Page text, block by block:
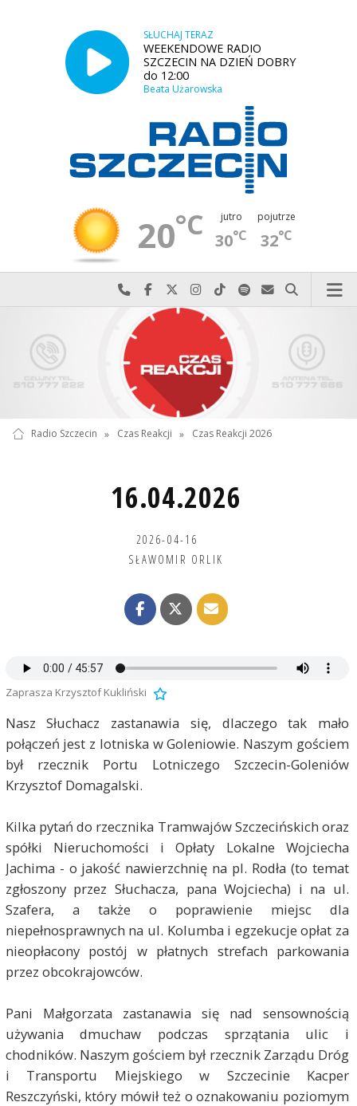
SŁUCHAJ TERAZ
WEEKENDOWE RADIO
SZCZECIN NA DZIEŃ DOBRY
do 12:00
Beata Użarowska
20°C jutro
30°C
pojutrze
32°C
Najlepiej po prostu do nas zadzwoń
Odwiedź nas na Facebook-u
Odwiedź nas na X
Odwiedź nas na Instagram-ie
Odwiedź nas na TikTok-u
Szukaj nas na Spotify
Wyślij do nas
Szukaj
Radio Szczecin » Czas Reakcji » Czas Reakcji 2026
16.04.2026
2026-04-16
SŁAWOMIR ORLIK
Zaprasza Krzysztof Kukliński
Nasz Słuchacz zastanawia się, dlaczego tak mało
połączeń jest z lotniska w Goleniowie. Naszym gościem
był rzecznik Portu Lotniczego Szczecin-Goleniów
Krzysztof Domagalski.
Kilka pytań do rzecznika Tramwajów Szczecińskich oraz
spółki Nieruchomości i Opłaty Lokalne Wojciecha
Jachima - o jakość nawierzchnię na pl. Rodła (to temat
zgłoszony przez Słuchacza, pana Wojciecha) i na ul.
Szafera, a także o poprawienie miejsc dla
niepełnosprawnych na ul. Kolumba i egzekucje opłat za
nieopłacony postój w płatnych strefach parkowania
przez obcokrajowców.
Pani Małgorzata zastanawia się nad sensownością
używania dmuchaw podczas sprzątania ulic i
chodników. Naszym gościem był rzecznik Zarządu Dróg
i Transportu Miejskiego w Szczecinie Kacper
Reszczyński, który mówił też o oznakowaniu poziomym